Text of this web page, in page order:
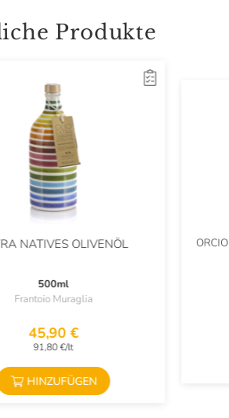
Balance.
Produkte
NATIVES OLIVENÖL
500ml
Frantoio Muraglia
45,90 €
91,80 €/lt
HINZUFÜGEN